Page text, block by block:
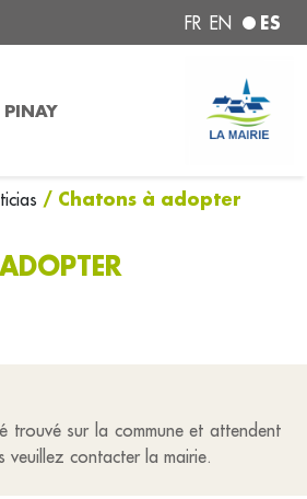
FR EN ES
PINAY
/ Chatons à adopter
trouvé sur la commune et attendent
veuillez contacter la mairie.